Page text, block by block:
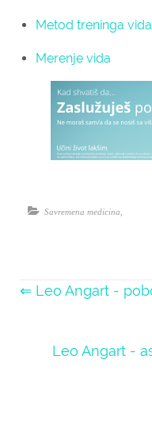
Metod treninga
Merenje vida
Savremena medicina
⇐ Leo Angart -
Leo Angart -